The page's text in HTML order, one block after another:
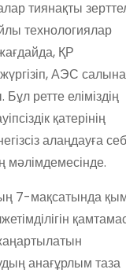
тиянақты
технологиялар
ҚР
АЭС
ретте еліміздің
қатерінің
алаңдауға
мәлімдемесінде.
7-мақсатында
анағұрлым таза